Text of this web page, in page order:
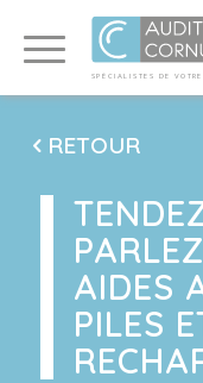
SP ÉCI AL I S TE S DE VO TRE
RETOUR
AIDES
PILES
Panneau de gestion